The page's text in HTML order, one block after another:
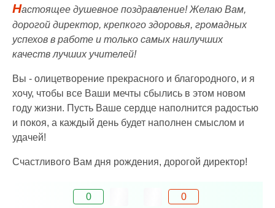
Настоящее душевное поздравление! Желаю Вам,
дорогой директор, крепкого здоровья, громадных
успехов в работе и только самых наилучших
качеств лучших учителей!
Вы - олицетворение прекрасного и благородного, и я
хочу, чтобы все Ваши мечты сбылись в этом новом
году жизни. Пусть Ваше сердце наполнится радостью
и покоя, а каждый день будет наполнен смыслом и
удачей!
Счастливого Вам дня рождения, дорогой директор!
0 0